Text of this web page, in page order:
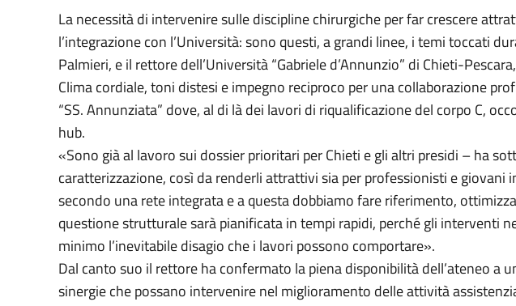
La necessità di intervenire sulle discipline chirurgiche per far crescere
l’integrazione con l’Università: sono questi, a grandi linee, i temi toccati
Palmieri, e il rettore dell’Università “Gabriele d’Annunzio” di Chieti-
Clima cordiale, toni distesi e impegno reciproco per una collaborazione
“SS. Annunziata” dove, al di là dei lavori di riqualificazione del corpo C,
hub.
«Sono già al lavoro sui dossier prioritari per Chieti e gli altri presidi – ha
caratterizzazione, così da renderli attrattivi sia per professionisti e
secondo una rete integrata e a questa dobbiamo fare riferimento,
questione strutturale sarà pianificata in tempi rapidi, perché gli interventi
minimo l’inevitabile disagio che i lavori possono comportare».
Dal canto suo il rettore ha confermato la piena disponibilità dell’ateneo a
sinergie che possano intervenire nel miglioramento delle attività